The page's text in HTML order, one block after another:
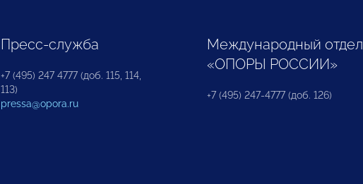
Пресс-служба
+7 (495) 247 4777 (доб. 115, 114,
113)
pressa@opora.ru
Международный отдел
«ОПОРЫ РОССИИ»
+7 (495) 247-4777 (доб. 126)